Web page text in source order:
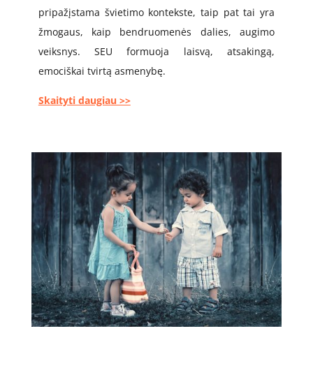
pripažįstama švietimo kontekste, taip pat tai yra
žmogaus, kaip bendruomenės dalies, augimo
veiksnys. SEU formuoja laisvą, atsakingą,
emociškai tvirtą asmenybę.
Skaityti daugiau >>